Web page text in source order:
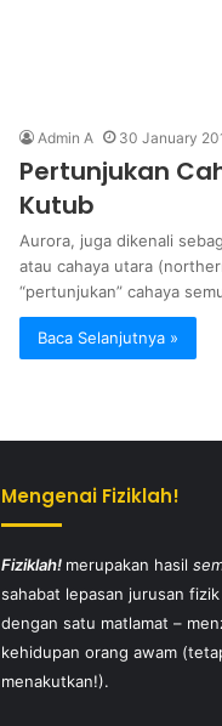
Admin A 30 January
Pertunjukan
Kutub
Aurora, juga dikenali
atau cahaya utara
“pertunjukan” cahaya
Baca Selanjutnya »
Mengenai Fiziklah!
Fiziklah! merupakan hasil
sahabat lepasan jurusan fizik
dengan satu matlamat –
kehidupan orang awam
menakutkan!).